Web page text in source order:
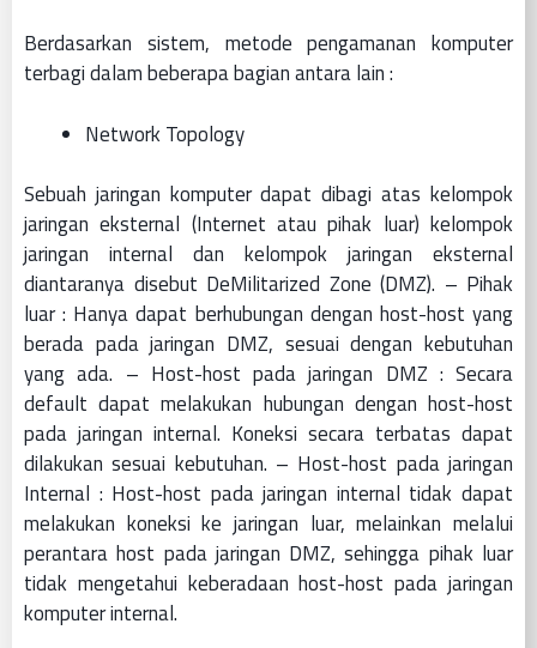
Berdasarkan sistem, metode pengamanan komputer
terbagi dalam beberapa bagian antara lain :
Network Topology
Sebuah jaringan komputer dapat dibagi atas kelompok
jaringan eksternal (Internet atau pihak luar) kelompok
jaringan internal dan kelompok jaringan eksternal
diantaranya disebut DeMilitarized Zone (DMZ). – Pihak
luar : Hanya dapat berhubungan dengan host-host yang
berada pada jaringan DMZ, sesuai dengan kebutuhan
yang ada. – Host-host pada jaringan DMZ : Secara
default dapat melakukan hubungan dengan host-host
pada jaringan internal. Koneksi secara terbatas dapat
dilakukan sesuai kebutuhan. – Host-host pada jaringan
Internal : Host-host pada jaringan internal tidak dapat
melakukan koneksi ke jaringan luar, melainkan melalui
perantara host pada jaringan DMZ, sehingga pihak luar
tidak mengetahui keberadaan host-host pada jaringan
komputer internal.